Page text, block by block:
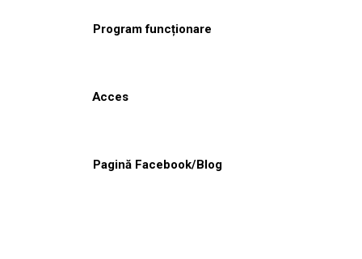
Program funcționare
Acces
Pagină Facebook/Blog